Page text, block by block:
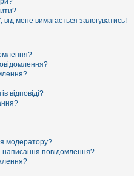
мене вимагається залогуватись!
відповіді?
модератору?
написання повідомлення?